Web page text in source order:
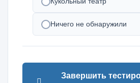
Ничего не обнаружили
Завершить